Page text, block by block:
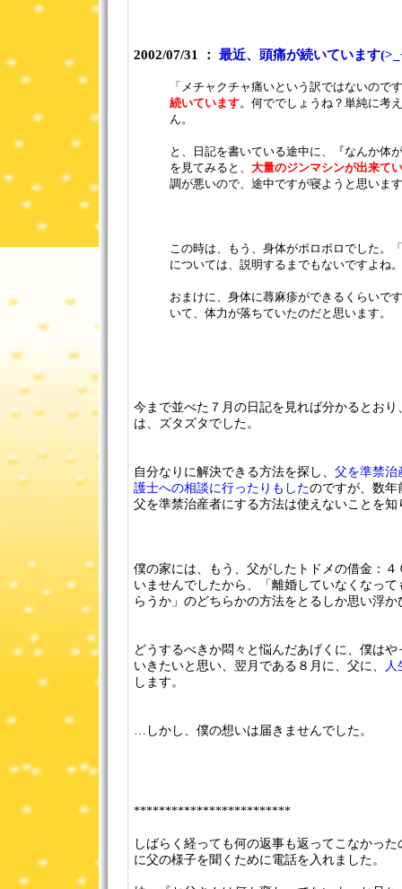
2002/07/31 ： 最近、頭痛が続いています
「メチャクチャ痛いという訳ではないので
続いています。何ででしょうね？単純に考
ん。
と、日記を書いている途中に、『なんか体
を見てみると、 大量のジンマシンが出来て
調が悪いので、途中ですが寝ようと思いま
この時は、もう、身体がボロボロでした。
については、説明するまでもないですよね。
おまけに、身体に蕁麻疹ができるくらいで
いて、体力が落ちていたのだと思います。
今まで並べた７月の日記を見れば分かるとお
は、ズタズタでした。
自分なりに解決できる方法を探し、 父を準禁治
護士への相談に行ったりもしたのですが、数年
父を準禁治産者にする方法は使えないことを知
僕の家には、もう、父がしたトドメの借金：
いませんでしたから、「離婚していなくなっ
らうか」のどちらかの方法をとるしか思い浮か
どうするべきか悶々と悩んだあげくに、僕は
いきたいと思い、翌月である８月に、父に、
人
します。
…しかし、僕の想いは届きませんでした。
*************************
しばらく経っても何の返事も返ってこなかっ
に父の様子を聞くために電話を入れました。